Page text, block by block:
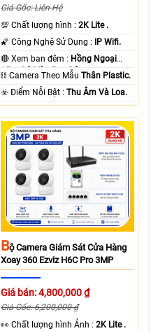
Giá Gốc: Liên Hệ
💯 Chất lượng hình :2K Lite .
🌠 Công Nghệ Sử Dụng : IP Wifi.
🔴 Xem ban đêm : Hồng Ngoại
15m Có Màu Ban Ðêm.
⛓ Camera Theo MẫuThân Plastic.
️☣️ Điểm Nỗi Bật :Thu Âm Và Loa.
BỘ Camera Giám Sát Cửa Hàng
Xoay 360 Ezviz H6C Pro 3MP
Giá bán: 4,800,000 ₫
Giá Gốc: 6,200,000 ₫
️👀 Chất lượng hình Ảnh :2K Lite .